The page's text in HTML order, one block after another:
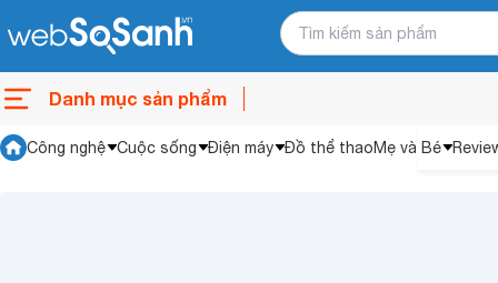
Danh mục sản phẩm
Công nghệ Cuộc sống Điện máy Đồ thể thaoMẹ và Bé